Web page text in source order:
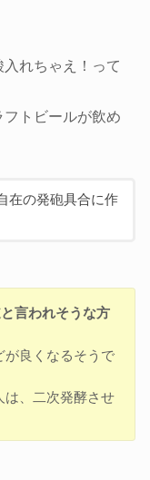
れちゃえ！って
トビールが飲め
在の発砲具合に作
言われそうな方
が良くなるそうで
は、二次発酵させ